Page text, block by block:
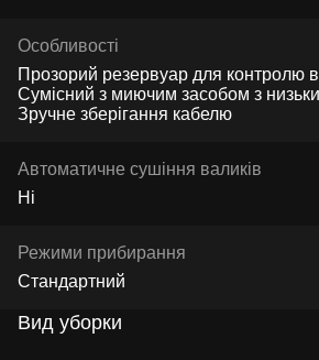
Особливості
Прозорий резервуар для контролю
Сумісний з миючим засобом з
Зручне зберігання кабелю
Автоматичне сушіння валиків
Ні
Режими прибирання
Стандартний
Вид уборки